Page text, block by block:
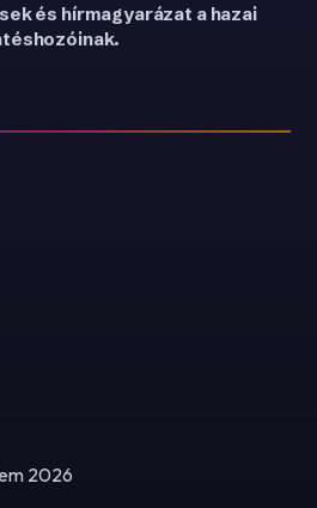
és hírmagyarázat a hazai
2026